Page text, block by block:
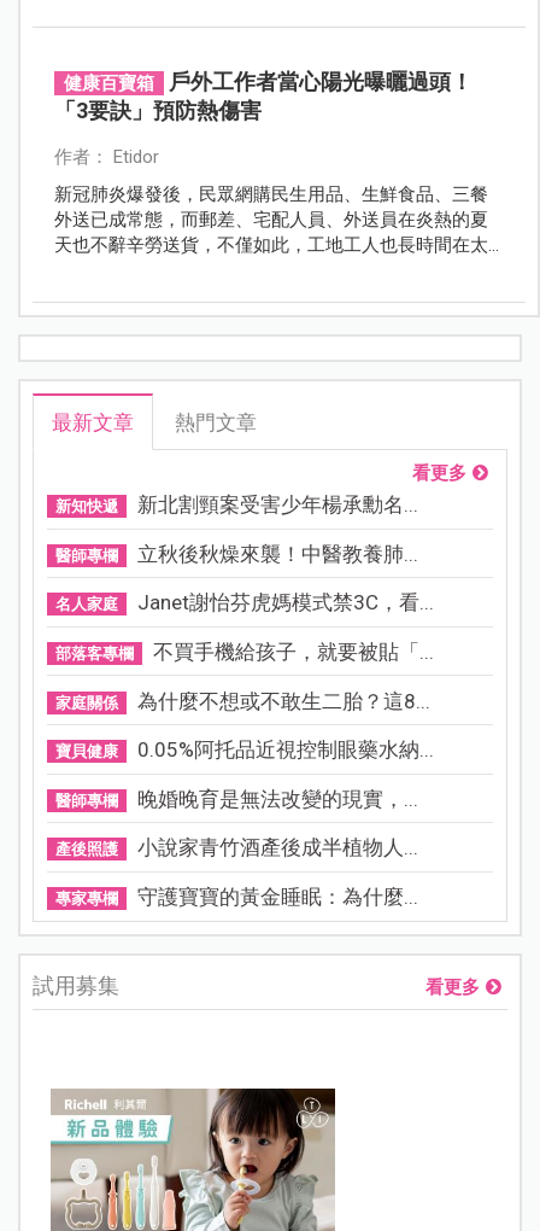
健康百寶箱
戶外工作者當心陽光曝曬過頭！
「3要訣」預防熱傷害
作者： Etidor
新冠肺炎爆發後，民眾網購民生用品、生鮮食品、三餐
外送已成常態，而郵差、宅配人員、外送員在炎熱的夏
天也不辭辛勞送貨，不僅如此，工地工人也長時間在太
外工作者隨時注意身體狀況。
最新文章 熱門文章
看更多
新知快遞 新北割頸案受害少年楊承勳名...
醫師專欄 立秋後秋燥來襲！中醫教養肺...
名人家庭 Janet謝怡芬虎媽模式禁3C，看...
部落客專欄 不買手機給孩子，就要被貼「...
家庭關係 為什麼不想或不敢生二胎？這8...
寶貝健康 0.05%阿托品近視控制眼藥水納...
醫師專欄 晚婚晚育是無法改變的現實，...
產後照護 小說家青竹酒產後成半植物人...
專家專欄 守護寶寶的黃金睡眠：為什麼...
試用募集 看更多